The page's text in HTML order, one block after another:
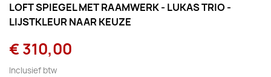
LOFT SPIEGEL MET RAAMWERK - LUKAS TRIO -
LIJSTKLEUR NAAR KEUZE
€ 310,00
Inclusief btw